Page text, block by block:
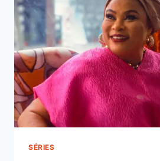
SÉRIES